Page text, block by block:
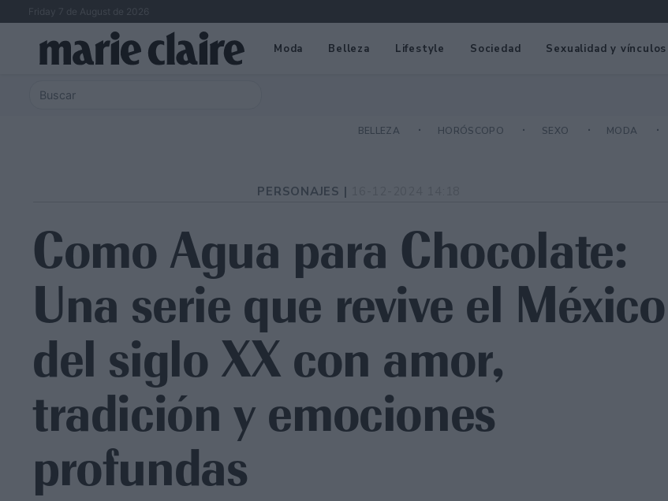
Friday 7 de August de 2026
Moda Belleza Lifestyle Sociedad Sexualidad y vínculos
BELLEZA HORÓSCOPO SEXO MODA
PERSONAJES |
Como Agua para Chocolate:
Una serie que revive el México
del siglo XX con amor,
tradición y emociones
profundas